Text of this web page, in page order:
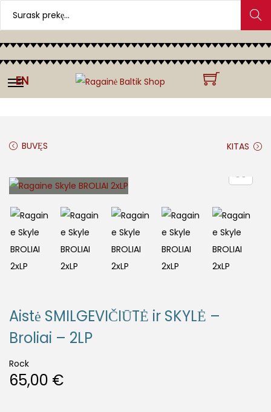
Search
EN
BUVĘS KITAS
Aistė SMILGEVIČIŪTĖ ir SKYLĖ –
Broliai – 2LP
Rock
65,00 €